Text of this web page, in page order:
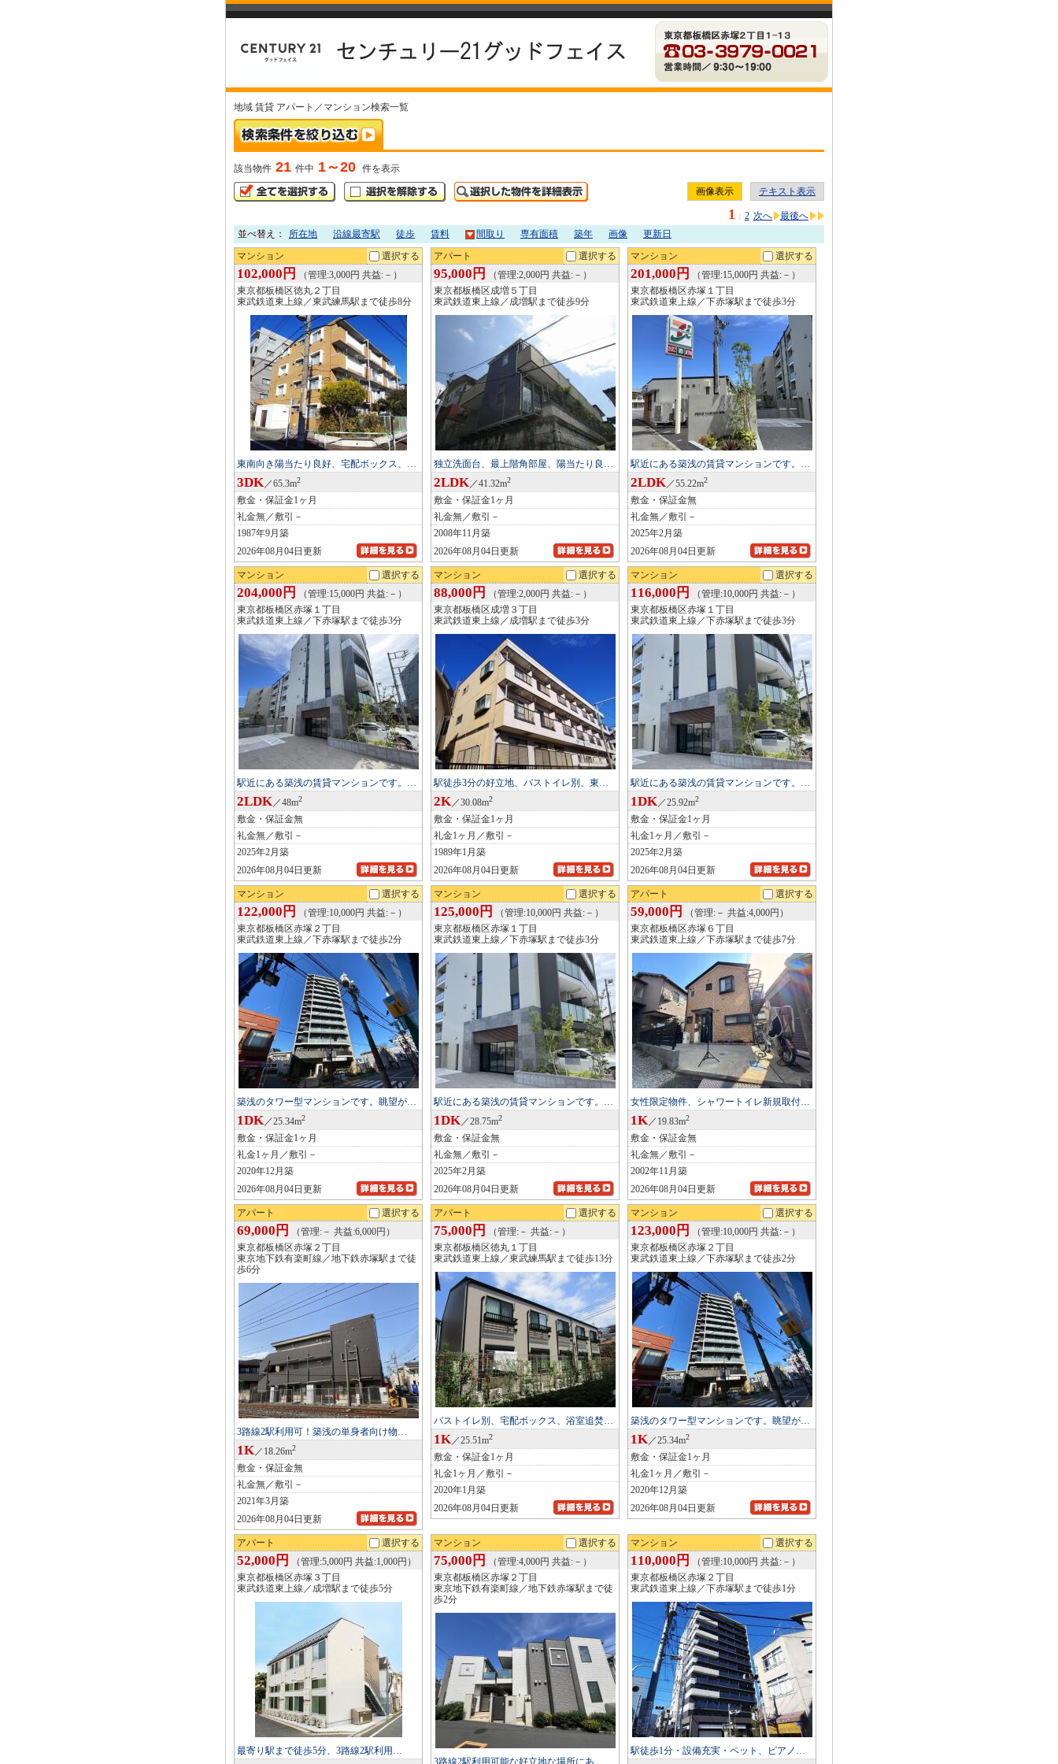
地域 賃貸 アパート／マンション検索一覧
該当物件 21 件中 1～20 件を表示
画像表示 テキスト表示
1 2 次へ
最後へ
並べ替え：
所在地 沿線最寄駅 徒歩 賃料 間取り 専有面積 築年 画像 更新日
マンション 選択する
102,000円
（管理:3,000円 共益:－）
東京都板橋区徳丸２丁目
東武鉄道東上線／東武練馬駅まで徒歩8分
東南向き陽当たり良好、宅配ボックス、…
3DK／65.3m2
敷金・保証金1ヶ月
礼金無／敷引－
1987年9月築
2026年08月04日更新
アパート 選択する
95,000円
（管理:2,000円 共益:－）
東京都板橋区成増５丁目
東武鉄道東上線／成増駅まで徒歩9分
独立洗面台、最上階角部屋、陽当たり良…
2LDK／41.32m2
敷金・保証金1ヶ月
礼金無／敷引－
2008年11月築
2026年08月04日更新
マンション 選択する
201,000円
（管理:15,000円 共益:－）
東京都板橋区赤塚１丁目
東武鉄道東上線／下赤塚駅まで徒歩3分
駅近にある築浅の賃貸マンションです。…
2LDK／55.22m2
敷金・保証金無
礼金無／敷引－
2025年2月築
2026年08月04日更新
マンション 選択する
204,000円
（管理:15,000円 共益:－）
東京都板橋区赤塚１丁目
東武鉄道東上線／下赤塚駅まで徒歩3分
駅近にある築浅の賃貸マンションです。…
2LDK／48m2
敷金・保証金無
礼金無／敷引－
2025年2月築
2026年08月04日更新
マンション 選択する
88,000円
（管理:2,000円 共益:－）
東京都板橋区成増３丁目
東武鉄道東上線／成増駅まで徒歩3分
駅徒歩3分の好立地、バストイレ別、東…
2K／30.08m2
敷金・保証金1ヶ月
礼金1ヶ月／敷引－
1989年1月築
2026年08月04日更新
マンション 選択する
116,000円
（管理:10,000円 共益:－）
東京都板橋区赤塚１丁目
東武鉄道東上線／下赤塚駅まで徒歩3分
駅近にある築浅の賃貸マンションです。…
1DK／25.92m2
敷金・保証金1ヶ月
礼金1ヶ月／敷引－
2025年2月築
2026年08月04日更新
マンション 選択する
122,000円
（管理:10,000円 共益:－）
東京都板橋区赤塚２丁目
東武鉄道東上線／下赤塚駅まで徒歩2分
築浅のタワー型マンションです。眺望が…
1DK／25.34m2
敷金・保証金1ヶ月
礼金1ヶ月／敷引－
2020年12月築
2026年08月04日更新
マンション 選択する
125,000円
（管理:10,000円 共益:－）
東京都板橋区赤塚１丁目
東武鉄道東上線／下赤塚駅まで徒歩3分
駅近にある築浅の賃貸マンションです。…
1DK／28.75m2
敷金・保証金無
礼金無／敷引－
2025年2月築
2026年08月04日更新
アパート 選択する
59,000円
（管理:－ 共益:4,000円）
東京都板橋区赤塚６丁目
東武鉄道東上線／下赤塚駅まで徒歩7分
女性限定物件、シャワートイレ新規取付…
1K／19.83m2
敷金・保証金無
礼金無／敷引－
2002年11月築
2026年08月04日更新
アパート 選択する
69,000円
（管理:－ 共益:6,000円）
東京都板橋区赤塚２丁目
東京地下鉄有楽町線／地下鉄赤塚駅まで徒
歩6分
3路線2駅利用可！築浅の単身者向け物…
1K／18.26m2
敷金・保証金無
礼金無／敷引－
2021年3月築
2026年08月04日更新
アパート 選択する
75,000円
（管理:－ 共益:－）
東京都板橋区徳丸１丁目
東武鉄道東上線／東武練馬駅まで徒歩13分
バストイレ別、宅配ボックス、浴室追焚…
1K／25.51m2
敷金・保証金1ヶ月
礼金1ヶ月／敷引－
2020年1月築
2026年08月04日更新
マンション 選択する
123,000円
（管理:10,000円 共益:－）
東京都板橋区赤塚２丁目
東武鉄道東上線／下赤塚駅まで徒歩2分
築浅のタワー型マンションです。眺望が…
1K／25.34m2
敷金・保証金1ヶ月
礼金1ヶ月／敷引－
2020年12月築
2026年08月04日更新
アパート 選択する
52,000円
（管理:5,000円 共益:1,000円）
東京都板橋区赤塚３丁目
東武鉄道東上線／成増駅まで徒歩5分
最寄り駅まで徒歩5分、3路線2駅利用…
マンション 選択する
75,000円
（管理:4,000円 共益:－）
東京都板橋区赤塚２丁目
東京地下鉄有楽町線／地下鉄赤塚駅まで徒
歩2分
マンション 選択する
110,000円
（管理:10,000円 共益:－）
東京都板橋区赤塚２丁目
東武鉄道東上線／下赤塚駅まで徒歩1分
駅徒歩1分・設備充実・ペット、ピアノ…